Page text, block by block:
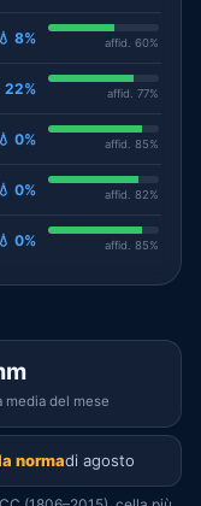
💧 8% affid. 60%
22% affid. 77%
💧 0% affid. 85%
💧 0% affid. 82%
💧 0% affid. 85%
media del mese
normadi agosto